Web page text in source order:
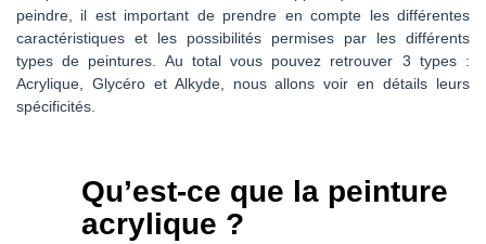
peindre, il est important de prendre en compte les différentes
caractéristiques et les possibilités permises par les différents
types de peintures. Au total vous pouvez retrouver 3 types :
Acrylique, Glycéro et Alkyde, nous allons voir en détails leurs
spécificités.
Qu’est-ce que la peinture
acrylique ?